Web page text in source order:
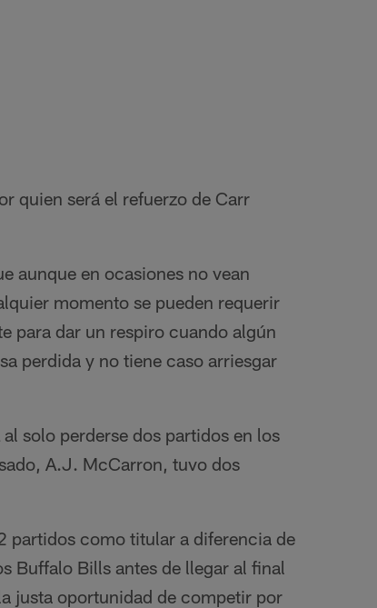
quien será el refuerzo de Carr
aunque en ocasiones no vean
momento se pueden requerir
para dar un respiro cuando algún
perdida y no tiene caso arriesgar
solo perderse dos partidos en los
A.J. McCarron, tuvo dos
partidos como titular a diferencia de
Buffalo Bills antes de llegar al final
justa oportunidad de competir por